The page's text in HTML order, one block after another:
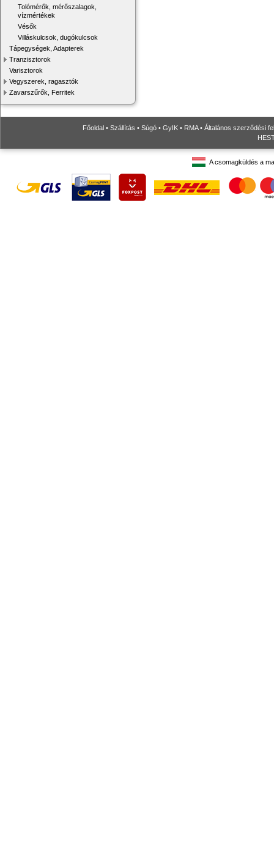
Tolómérők, mérőszalagok,
vízmértékek
Vésők
Villáskulcsok, dugókulcsok
Tápegységek, Adapterek
Tranzisztorok
Varisztorok
Vegyszerek, ragasztók
Zavarszűrők, Ferritek
Főoldal • Szállítás • Súgó • GyIK • RMA• Általános szerződési
A csomagküldés a